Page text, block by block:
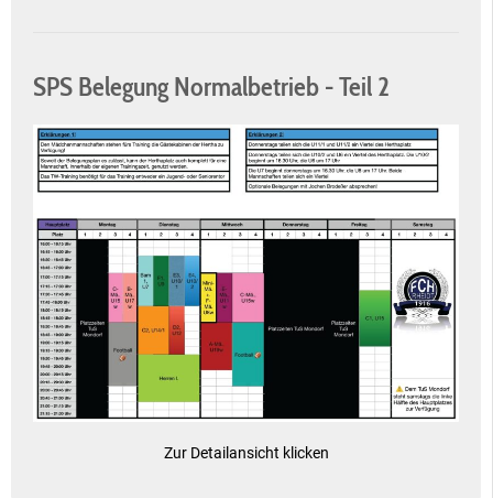
SPS Belegung Normalbetrieb - Teil 2
Zur Detailansicht klicken